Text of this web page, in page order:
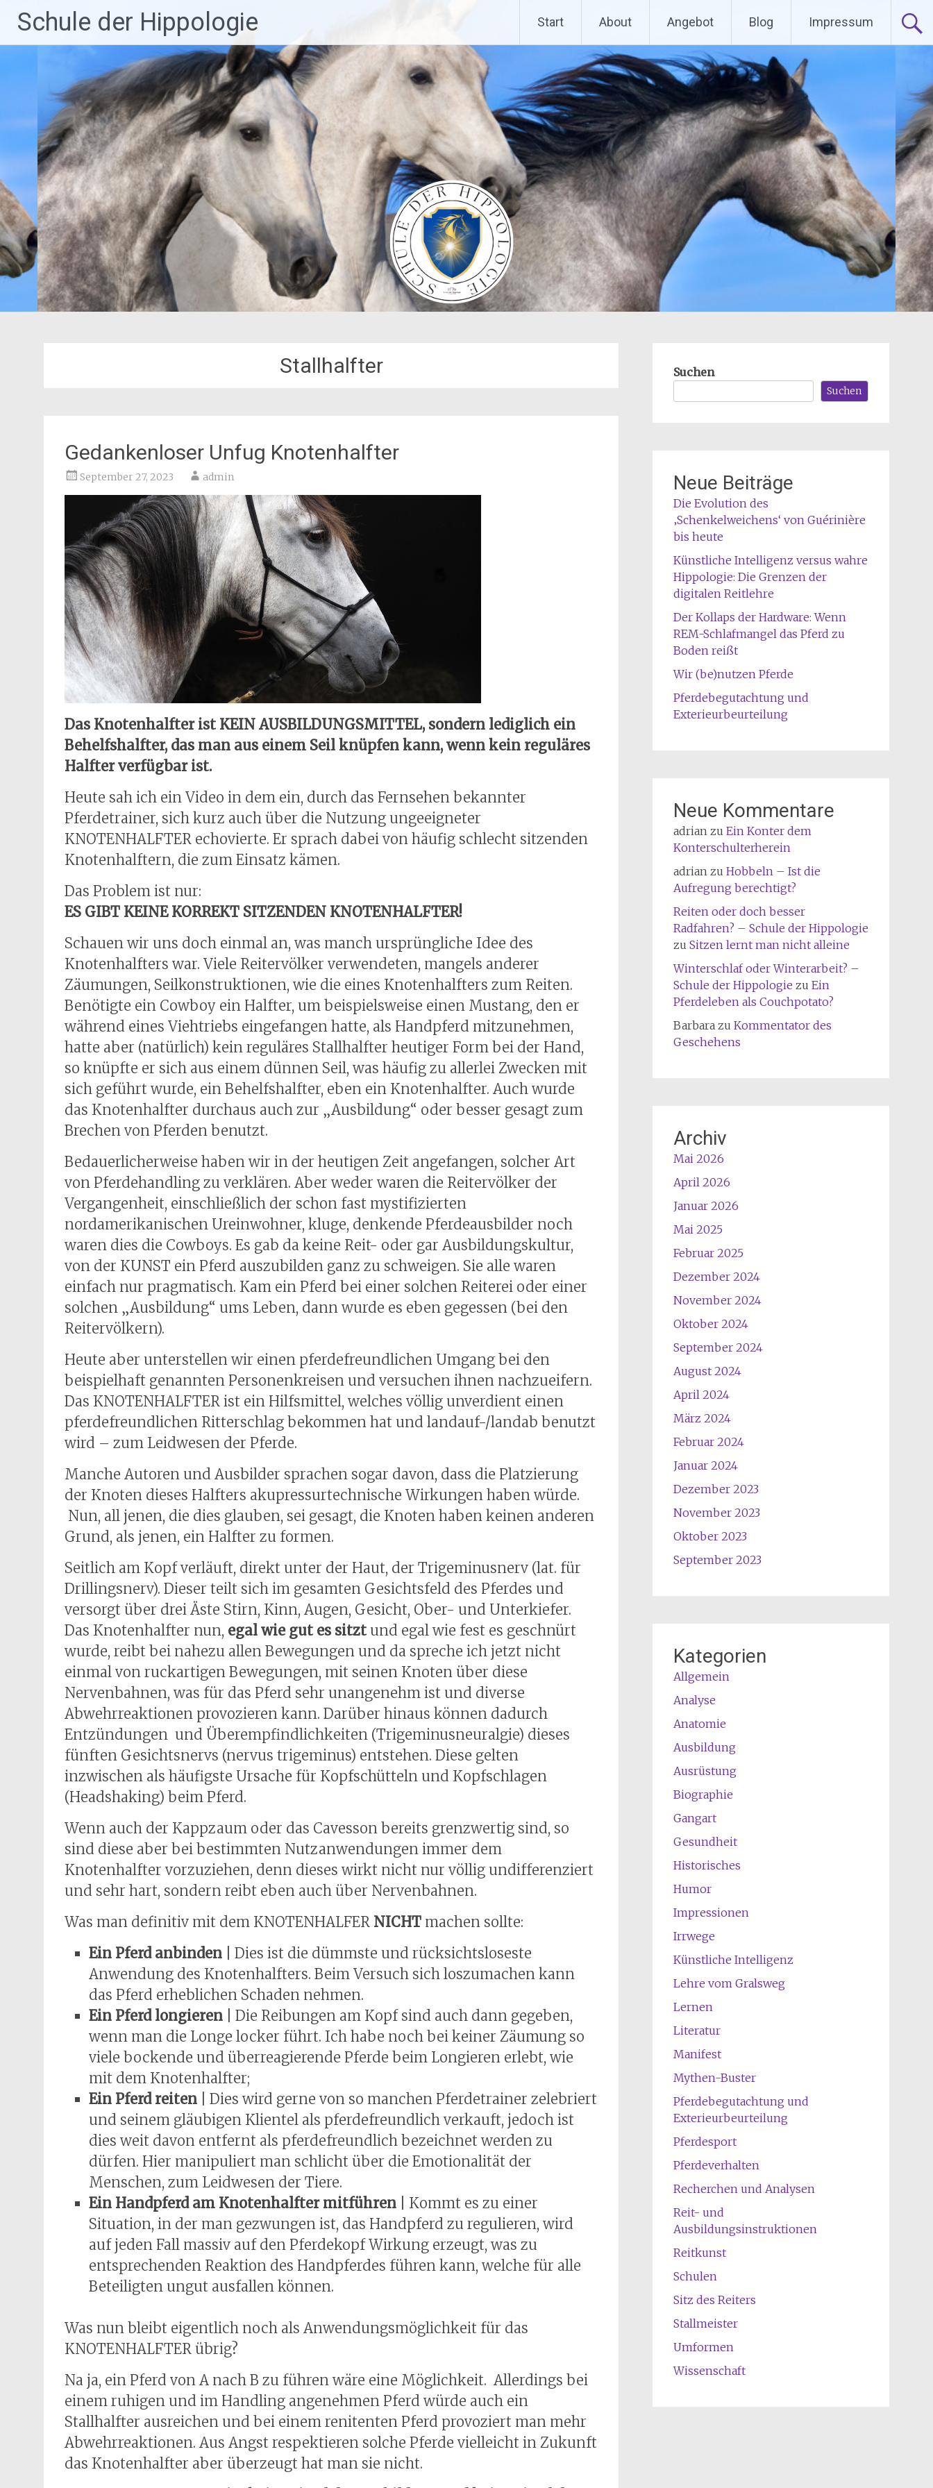
Inhalt
springen
Schule der Hippologie Start About Angebot Blog Impressum
Stallhalfter
Gedankenloser Unfug Knotenhalfter
September 27, 2023 admin
Das Knotenhalfter ist KEIN AUSBILDUNGSMITTEL, sondern lediglich ein
Behelfshalfter, das man aus einem Seil knüpfen kann, wenn kein reguläres
Halfter verfügbar ist.
Heute sah ich ein Video in dem ein, durch das Fernsehen bekannter
Pferdetrainer, sich kurz auch über die Nutzung ungeeigneter
KNOTENHALFTER echovierte. Er sprach dabei von häufig schlecht sitzenden
Knotenhalftern, die zum Einsatz kämen.
Das Problem ist nur:
ES GIBT KEINE KORREKT SITZENDEN KNOTENHALFTER!
Schauen wir uns doch einmal an, was manch ursprüngliche Idee des
Knotenhalfters war. Viele Reitervölker verwendeten, mangels anderer
Zäumungen, Seilkonstruktionen, wie die eines Knotenhalfters zum Reiten.
Benötigte ein Cowboy ein Halfter, um beispielsweise einen Mustang, den er
während eines Viehtriebs eingefangen hatte, als Handpferd mitzunehmen,
hatte aber (natürlich) kein reguläres Stallhalfter heutiger Form bei der Hand,
so knüpfte er sich aus einem dünnen Seil, was häufig zu allerlei Zwecken mit
sich geführt wurde, ein Behelfshalfter, eben ein Knotenhalfter. Auch wurde
das Knotenhalfter durchaus auch zur „Ausbildung“ oder besser gesagt zum
Brechen von Pferden benutzt.
Bedauerlicherweise haben wir in der heutigen Zeit angefangen, solcher Art
von Pferdehandling zu verklären. Aber weder waren die Reitervölker der
Vergangenheit, einschließlich der schon fast mystifizierten
nordamerikanischen Ureinwohner, kluge, denkende Pferdeausbilder noch
waren dies die Cowboys. Es gab da keine Reit- oder gar Ausbildungskultur,
von der KUNST ein Pferd auszubilden ganz zu schweigen. Sie alle waren
einfach nur pragmatisch. Kam ein Pferd bei einer solchen Reiterei oder einer
solchen „Ausbildung“ ums Leben, dann wurde es eben gegessen (bei den
Reitervölkern).
Heute aber unterstellen wir einen pferdefreundlichen Umgang bei den
beispielhaft genannten Personenkreisen und versuchen ihnen nachzueifern.
Das KNOTENHALFTER ist ein Hilfsmittel, welches völlig unverdient einen
pferdefreundlichen Ritterschlag bekommen hat und landauf-/landab benutzt
wird – zum Leidwesen der Pferde.
Manche Autoren und Ausbilder sprachen sogar davon, dass die Platzierung
der Knoten dieses Halfters akupressurtechnische Wirkungen haben würde.
Nun, all jenen, die dies glauben, sei gesagt, die Knoten haben keinen anderen
Grund, als jenen, ein Halfter zu formen.
Seitlich am Kopf verläuft, direkt unter der Haut, der Trigeminusnerv (lat. für
Drillingsnerv). Dieser teilt sich im gesamten Gesichtsfeld des Pferdes und
versorgt über drei Äste Stirn, Kinn, Augen, Gesicht, Ober- und Unterkiefer.
Das Knotenhalfter nun, egal wie gut es sitzt und egal wie fest es geschnürt
wurde, reibt bei nahezu allen Bewegungen und da spreche ich jetzt nicht
einmal von ruckartigen Bewegungen, mit seinen Knoten über diese
Nervenbahnen, was für das Pferd sehr unangenehm ist und diverse
Abwehrreaktionen provozieren kann. Darüber hinaus können dadurch
Entzündungen und Überempfindlichkeiten (Trigeminusneuralgie) dieses
fünften Gesichtsnervs (nervus trigeminus) entstehen. Diese gelten
inzwischen als häufigste Ursache für Kopfschütteln und Kopfschlagen
(Headshaking) beim Pferd.
Wenn auch der Kappzaum oder das Cavesson bereits grenzwertig sind, so
sind diese aber bei bestimmten Nutzanwendungen immer dem
Knotenhalfter vorzuziehen, denn dieses wirkt nicht nur völlig undifferenziert
und sehr hart, sondern reibt eben auch über Nervenbahnen.
Was man definitiv mit dem KNOTENHALFER NICHT machen sollte:
Ein Pferd anbinden | Dies ist die dümmste und rücksichtsloseste
Anwendung des Knotenhalfters. Beim Versuch sich loszumachen kann
das Pferd erheblichen Schaden nehmen.
Ein Pferd longieren | Die Reibungen am Kopf sind auch dann gegeben,
wenn man die Longe locker führt. Ich habe noch bei keiner Zäumung so
viele bockende und überreagierende Pferde beim Longieren erlebt, wie
mit dem Knotenhalfter;
Ein Pferd reiten | Dies wird gerne von so manchen Pferdetrainer zelebriert
und seinem gläubigen Klientel als pferdefreundlich verkauft, jedoch ist
dies weit davon entfernt als pferdefreundlich bezeichnet werden zu
dürfen. Hier manipuliert man schlicht über die Emotionalität der
Menschen, zum Leidwesen der Tiere.
Ein Handpferd am Knotenhalfter mitführen | Kommt es zu einer
Situation, in der man gezwungen ist, das Handpferd zu regulieren, wird
auf jeden Fall massiv auf den Pferdekopf Wirkung erzeugt, was zu
entsprechenden Reaktion des Handpferdes führen kann, welche für alle
Beteiligten ungut ausfallen können.
Was nun bleibt eigentlich noch als Anwendungsmöglichkeit für das
KNOTENHALFTER übrig?
Na ja, ein Pferd von A nach B zu führen wäre eine Möglichkeit. Allerdings bei
einem ruhigen und im Handling angenehmen Pferd würde auch ein
Stallhalfter ausreichen und bei einem renitenten Pferd provoziert man mehr
Abwehrreaktionen. Aus Angst respektieren solche Pferde vielleicht in Zukunft
das Knotenhalfter aber überzeugt hat man sie nicht.
Suchen
Suchen
Neue Beiträge
Die Evolution des
‚Schenkelweichens‘ von Guérinière
bis heute
Künstliche Intelligenz versus wahre
Hippologie: Die Grenzen der
digitalen Reitlehre
Der Kollaps der Hardware: Wenn
REM-Schlafmangel das Pferd zu
Boden reißt
Wir (be)nutzen Pferde
Pferdebegutachtung und
Exterieurbeurteilung
Neue Kommentare
adrian zu Ein Konter dem
Konterschulterherein
adrian zu Hobbeln – Ist die
Aufregung berechtigt?
Reiten oder doch besser
Radfahren? – Schule der Hippologie
zu Sitzen lernt man nicht alleine
Winterschlaf oder Winterarbeit? –
Schule der Hippologie zu Ein
Pferdeleben als Couchpotato?
Barbarazu Kommentator des
Geschehens
Archiv
Mai 2026
April 2026
Januar 2026
Mai 2025
Februar 2025
Dezember 2024
November 2024
Oktober 2024
September 2024
August 2024
April 2024
März 2024
Februar 2024
Januar 2024
Dezember 2023
November 2023
Oktober 2023
September 2023
Kategorien
Allgemein
Analyse
Anatomie
Ausbildung
Ausrüstung
Biographie
Gangart
Gesundheit
Historisches
Humor
Impressionen
Irrwege
Künstliche Intelligenz
Lehre vom Gralsweg
Lernen
Literatur
Manifest
Mythen-Buster
Pferdebegutachtung und
Exterieurbeurteilung
Pferdesport
Pferdeverhalten
Recherchen und Analysen
Reit- und
Ausbildungsinstruktionen
Reitkunst
Schulen
Sitz des Reiters
Stallmeister
Umformen
Wissenschaft